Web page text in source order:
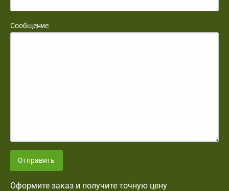
Сообщение
Отправить
Оформите заказ и получите точную цену